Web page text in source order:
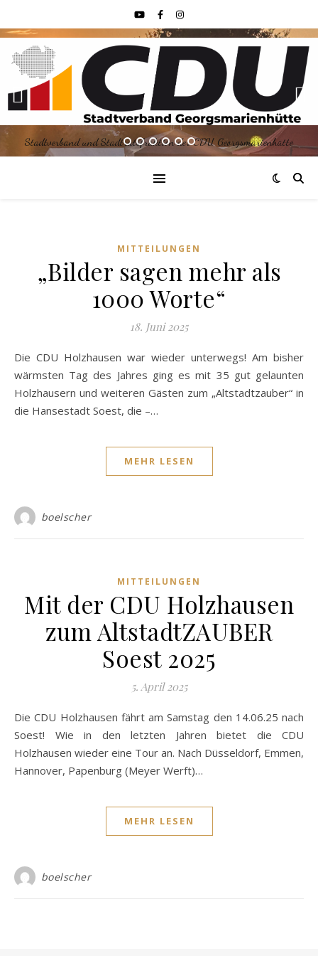
Stadtverband und Stadtratsfraktion der CDU Georgsmarienhütte
MITTEILUNGEN
„Bilder sagen mehr als
1000 Worte“
18. Juni 2025
Die CDU Holzhausen war wieder unterwegs! Am bisher
wärmsten Tag des Jahres ging es mit 35 gut gelaunten
Holzhausern und weiteren Gästen zum „Altstadtzauber“ in
die Hansestadt Soest, die –…
MEHR LESEN
boelscher
MITTEILUNGEN
Mit der CDU Holzhausen
zum AltstadtZAUBER
Soest 2025
5. April 2025
Die CDU Holzhausen fährt am Samstag den 14.06.25 nach
Soest! Wie in den letzten Jahren bietet die CDU
Holzhausen wieder eine Tour an. Nach Düsseldorf, Emmen,
Hannover, Papenburg (Meyer Werft)…
MEHR LESEN
boelscher